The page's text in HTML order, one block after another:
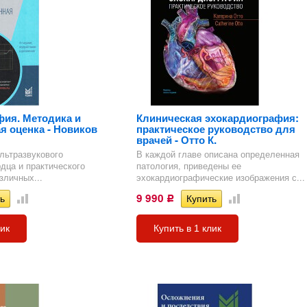
Методика и
оценка - Новиков
и практического
Клиническая эхокардиография:
практическое руководство для
врачей - Отто К.
В каждой главе описана определенная
патология, приведены ее
эхокардиографические изображения с...
9 990 Р
Купить в 1 клик